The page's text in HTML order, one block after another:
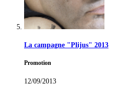
La campagne "Plijus" 2013
Promotion
12/09/2013